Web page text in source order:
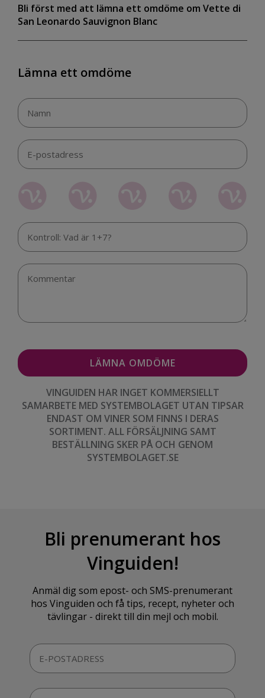
Bli först med att lämna ett omdöme om Vette di
San Leonardo Sauvignon Blanc
Lämna ett omdöme
VINGUIDEN HAR INGET KOMMERSIELLT
SAMARBETE MED SYSTEMBOLAGET UTAN TIPSAR
ENDAST OM VINER SOM FINNS I DERAS
SORTIMENT. ALL FÖRSÄLJNING SAMT
BESTÄLLNING SKER PÅ OCH GENOM
SYSTEMBOLAGET.SE
Bli prenumerant hos
Vinguiden!
Anmäl dig som epost- och SMS-prenumerant
hos Vinguiden och få tips, recept, nyheter och
tävlingar - direkt till din mejl och mobil.